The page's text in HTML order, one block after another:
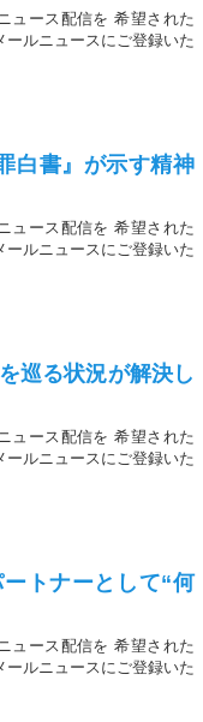
ュース配信を 希望された
ルニュースにご登録いた
白書』が示す精神
ュース配信を 希望された
ルニュースにご登録いた
巡る状況が解決し
ュース配信を 希望された
ルニュースにご登録いた
ートナーとして“何
ュース配信を 希望された
ルニュースにご登録いた